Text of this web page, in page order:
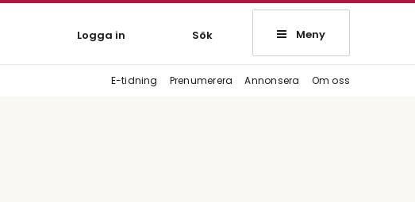
Logga in Sök Meny
E-tidning Prenumerera Annonsera Om oss